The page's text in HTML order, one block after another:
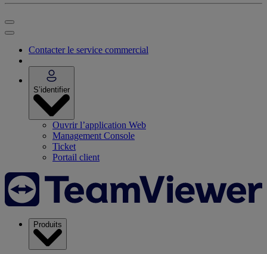
Contacter le service commercial
S’identifier
Ouvrir l’application Web
Management Console
Ticket
Portail client
Produits